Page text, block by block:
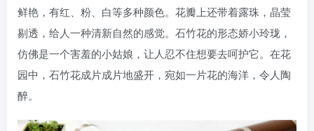
鲜艳，有红、粉、白等多种颜色。花瓣上还带着露珠，晶莹
剔透，给人一种清新自然的感觉。石竹花的形态娇小玲珑，
仿佛是一个害羞的小姑娘，让人忍不住想要去呵护它。在花
园中，石竹花成片成片地盛开，宛如一片花的海洋，令人陶
醉。